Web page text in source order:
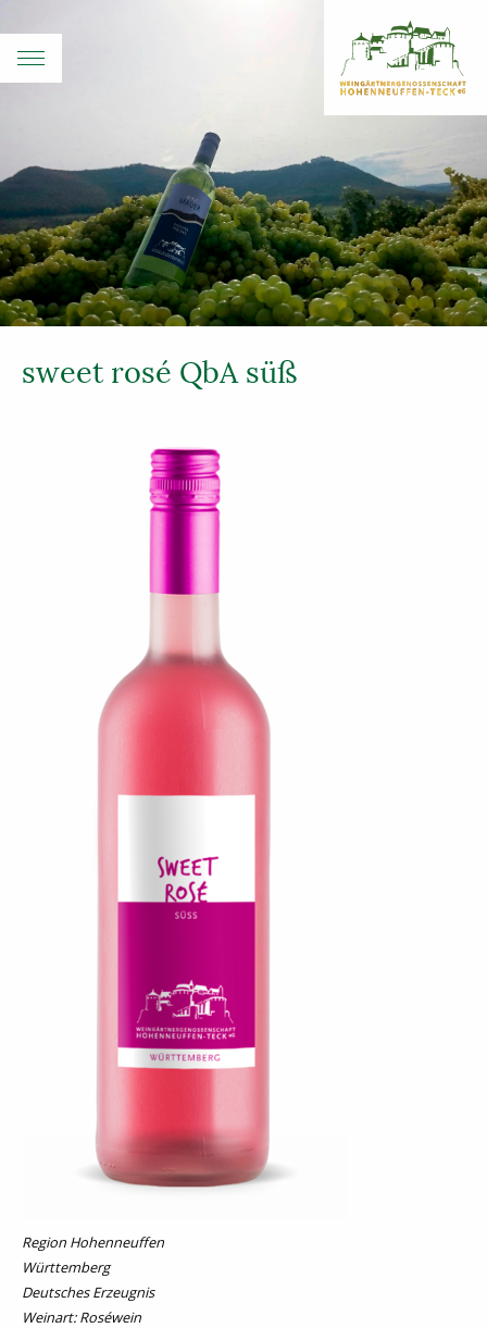
sweet rosé QbA süß
Region Hohenneuffen
Württemberg
Deutsches Erzeugnis
Weinart: Roséwein